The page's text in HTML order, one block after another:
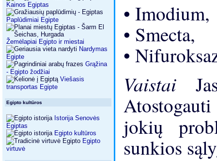
Kainos Egiptas
Paplūdimiai Egipte
Žemėlapiai Egipto ir miestai
Nardymas
Egipte
Grąžina
- Egipto žodžiai
Viešasis
transportas Egipte
Egipto kultūros
Istorija Senovės
Egiptas
Egipto kultūros
Egipto
virtuvė
• Imodium,
• Smecta,
•
Vaistai
jokių
sunkios